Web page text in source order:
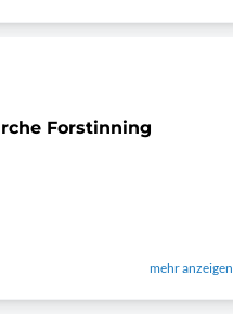
Forstinning
mehr anzeigen